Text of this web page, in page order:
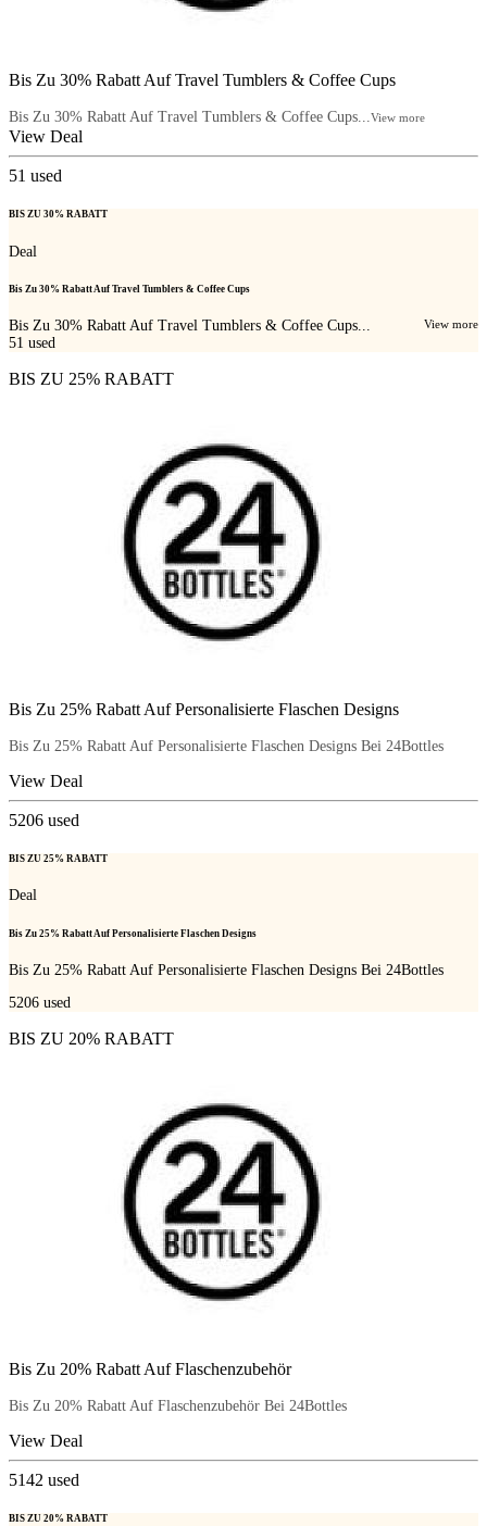
Bis Zu 30% Rabatt Auf Travel Tumblers & Coffee Cups
Bis Zu 30% Rabatt Auf Travel Tumblers & Coffee Cups...View more
View Deal
51 used
BIS ZU 30% RABATT
Deal
Bis Zu 30% Rabatt Auf Travel Tumblers & Coffee Cups
Bis Zu 30% Rabatt Auf Travel Tumblers & Coffee Cups... View more
51 used
BIS ZU 25% RABATT
Bis Zu 25% Rabatt Auf Personalisierte Flaschen Designs
Bis Zu 25% Rabatt Auf Personalisierte Flaschen Designs Bei 24Bottles
View Deal
5206 used
BIS ZU 25% RABATT
Deal
Bis Zu 25% Rabatt Auf Personalisierte Flaschen Designs
Bis Zu 25% Rabatt Auf Personalisierte Flaschen Designs Bei 24Bottles
5206 used
BIS ZU 20% RABATT
Bis Zu 20% Rabatt Auf Flaschenzubehör
Bis Zu 20% Rabatt Auf Flaschenzubehör Bei 24Bottles
View Deal
5142 used
BIS ZU 20% RABATT